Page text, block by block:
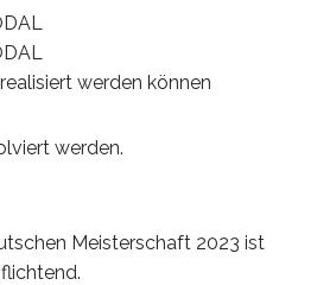
werden können
werden.
Meisterschaft 2023 ist